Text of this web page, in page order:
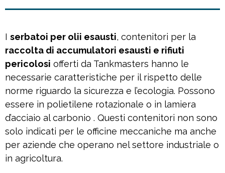
I serbatoi per olii esausti, contenitori per la
raccolta di accumulatori esausti e rifiuti
pericolosi offerti da Tankmasters hanno le
necessarie caratteristiche per il rispetto delle
norme riguardo la sicurezza e l’ecologia. Possono
essere in polietilene rotazionale o in lamiera
d’acciaio al carbonio . Questi contenitori non sono
solo indicati per le officine meccaniche ma anche
per aziende che operano nel settore industriale o
in agricoltura.